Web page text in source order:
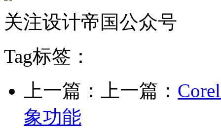
关注设计帝国公众号
Tag标签：
上一篇：上一篇：
象功能